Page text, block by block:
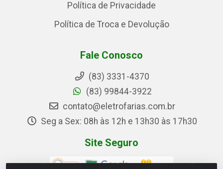
Política de Privacidade
Política de Troca e Devolução
Fale Conosco
(83) 3331-4370
(83) 99844-3922
contato@eletrofarias.com.br
Seg a Sex: 08h às 12h e 13h30 às 17h30
Site Seguro